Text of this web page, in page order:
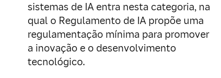
sistemas de IA entra nesta categoria, na
qual o Regulamento de IA propõe uma
regulamentação mínima para promover
a inovação e o desenvolvimento
tecnológico.